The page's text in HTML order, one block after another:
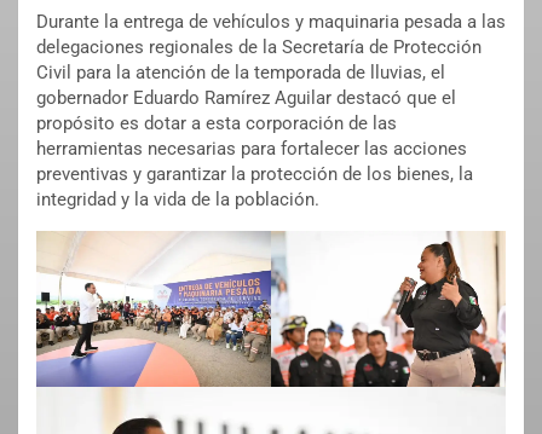
Durante la entrega de vehículos y maquinaria pesada a las
delegaciones regionales de la Secretaría de Protección
Civil para la atención de la temporada de lluvias, el
gobernador Eduardo Ramírez Aguilar destacó que el
propósito es dotar a esta corporación de las
herramientas necesarias para fortalecer las acciones
preventivas y garantizar la protección de los bienes, la
integridad y la vida de la población.